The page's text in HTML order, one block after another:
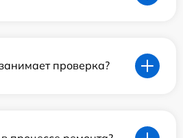
проверка?